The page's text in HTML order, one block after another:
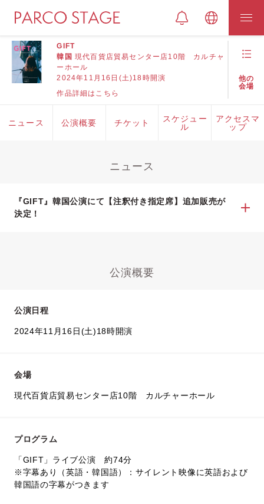
GIFT
韓国 現代百貨店貿易センター店10階 カルチャ
ーホール
2024年11月16日(土)18時開演
作品詳細はこちら
他の
会場
ニュース 公演概要 チケット
スケジュー
ル
アクセスマ
ップ
ニュース
『GIFT』韓国公演にて【注釈付き指定席】追加販売が
決定！
公演概要
公演日程
2024年11月16日(土)18時開演
会場
現代百貨店貿易センター店10階 カルチャーホール
プログラム
「GIFT」ライブ公演 約74分
※字幕あり（英語・韓国語）：サイレント映像に英語および
韓国語の字幕がつきます